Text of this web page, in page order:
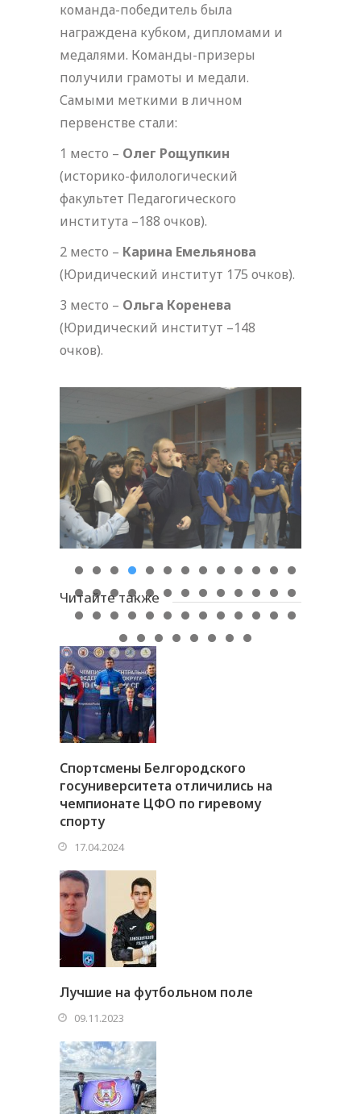
команда-победитель была
награждена кубком, дипломами и
медалями. Команды-призеры
получили грамоты и медали.
Самыми меткими в личном
первенстве стали:
1 место – Олег Рощупкин
(историко-филологический
факультет Педагогического
института –188 очков).
2 место – Карина Емельянова
(Юридический институт 175 очков).
3 место – Ольга Коренева
(Юридический институт –148
очков).
Читайте также
Спортсмены Белгородского
госуниверситета отличились на
чемпионате ЦФО по гиревому
спорту
17.04.2024
Лучшие на футбольном поле
09.11.2023